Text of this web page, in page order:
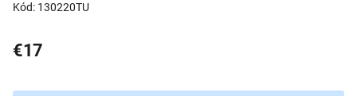
Kód: 130220TU
€17